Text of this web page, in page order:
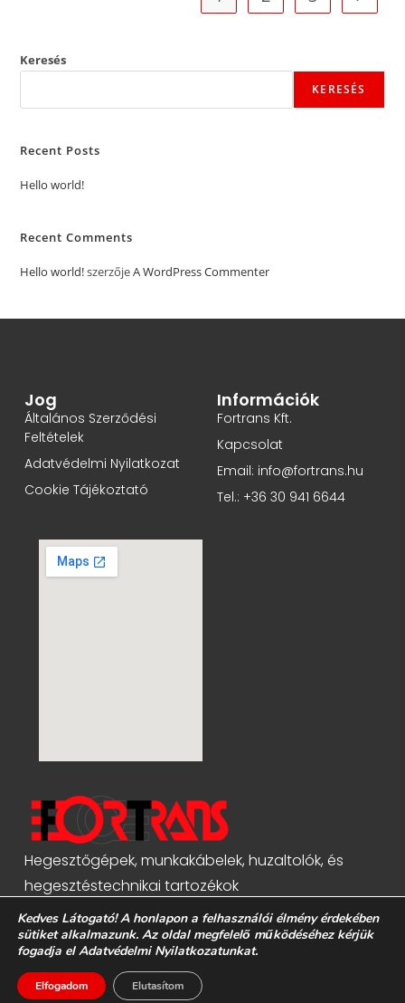
Keresés
KERESÉS
Recent Posts
Hello world!
Recent Comments
Hello world!szerzőjeA WordPress Commenter
Hegesztőgépek, munkakábelek, huzaltolók, és
hegesztéstechnikai tartozékok
Jog
Általános Szerződési
Feltételek
Adatvédelmi Nyilatkozat
Cookie Tájékoztató
Információk
Fortrans Kft.
Kapcsolat
Email: info@fortrans.hu
Tel.: +36 30 941 6644
© Minden jog fenntartva - Fortrans Kft.
Kedves Látogató! A honlapon a felhasználói élmény érdekében
sütiket alkalmazunk. Az oldal megfelelő működéséhez kérjük
fogadja el Adatvédelmi Nyilatkozatunkat.
Elfogadom Elutasítom